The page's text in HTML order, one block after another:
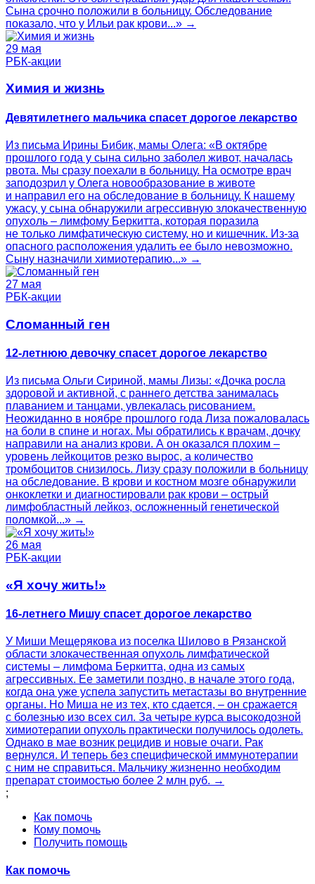
Сына срочно положили в больницу. Обследование
показало, что у Ильи рак крови...» →
29 мая
РБК-акции
Химия и жизнь
Девятилетнего мальчика спасет дорогое лекарство
Из письма Ирины Бибик, мамы Олега: «В октябре
прошлого года у сына сильно заболел живот, началась
рвота. Мы сразу поехали в больницу. На осмотре врач
заподозрил у Олега новообразование в животе
и направил его на обследование в больницу. К нашему
ужасу, у сына обнаружили агрессивную злокачественную
опухоль – лимфому Беркитта, которая поразила
не только лимфатическую систему, но и кишечник. Из-за
опасного расположения удалить ее было невозможно.
Сыну назначили химиотерапию...» →
27 мая
РБК-акции
Сломанный ген
12-летнюю девочку спасет дорогое лекарство
Из письма Ольги Сириной, мамы Лизы: «Дочка росла
здоровой и активной, с раннего детства занималась
плаванием и танцами, увлекалась рисованием.
Неожиданно в ноябре прошлого года Лиза пожаловалась
на боли в спине и ногах. Мы обратились к врачам, дочку
направили на анализ крови. А он оказался плохим –
уровень лейкоцитов резко вырос, а количество
тромбоцитов снизилось. Лизу сразу положили в больницу
на обследование. В крови и костном мозге обнаружили
онкоклетки и диагностировали рак крови – острый
лимфобластный лейкоз, осложненный генетической
поломкой...» →
26 мая
РБК-акции
«Я хочу жить!»
16-летнего Мишу спасет дорогое лекарство
У Миши Мещерякова из поселка Шилово в Рязанской
области злокачественная опухоль лимфатической
системы – лимфома Беркитта, одна из самых
агрессивных. Ее заметили поздно, в начале этого года,
когда она уже успела запустить метастазы во внутренние
органы. Но Миша не из тех, кто сдается, – он сражается
с болезнью изо всех сил. За четыре курса высокодозной
химиотерапии опухоль практически получилось одолеть.
Однако в мае возник рецидив и новые очаги. Рак
вернулся. И теперь без специфической иммунотерапии
с ним не справиться. Мальчику жизненно необходим
препарат стоимостью более 2 млн руб. →
;
Как помочь
Кому помочь
Получить помощь
Как помочь